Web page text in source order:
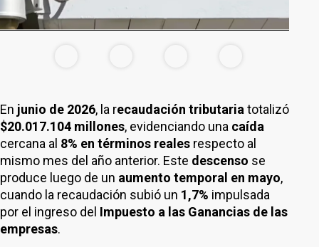
En junio de 2026, la recaudación tributaria totalizó
$20.017.104 millones, evidenciando una caída
cercana al 8% en términos reales respecto al
mismo mes del año anterior. Este descenso se
produce luego de un aumento temporal en mayo,
cuando la recaudación subió un 1,7% impulsada
por el ingreso del Impuesto a las Ganancias de las
empresas.